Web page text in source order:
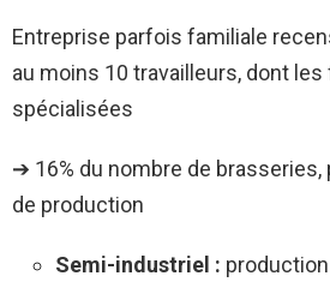
Entreprise parfois familiale
au moins 10 travailleurs, dont
spécialisées
➔ 16% du nombre de brasseries,
de production
Semi-industriel :